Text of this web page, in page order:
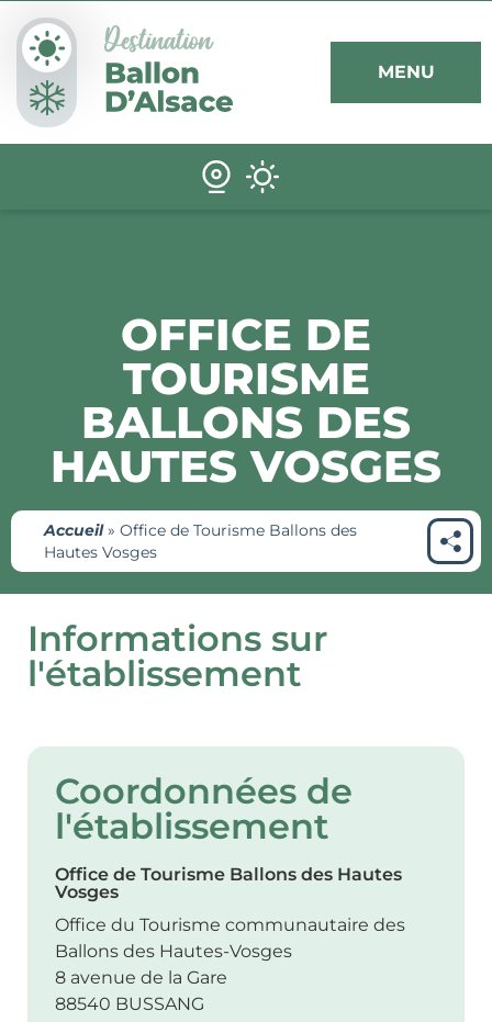
MENU
OFFICE DE
TOURISME
BALLONS DES
HAUTES VOSGES
Accueil» Office de Tourisme Ballons des
Hautes Vosges
Informations sur
l'établissement
Coordonnées de
l'établissement
Office de Tourisme Ballons des Hautes
Vosges
Office du Tourisme communautaire des
Ballons des Hautes-Vosges
8 avenue de la Gare
88540 BUSSANG
Panneau de gestion des cookies